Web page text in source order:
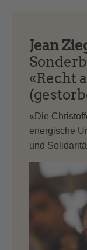
Jean
«Recht
«Die
energische
und